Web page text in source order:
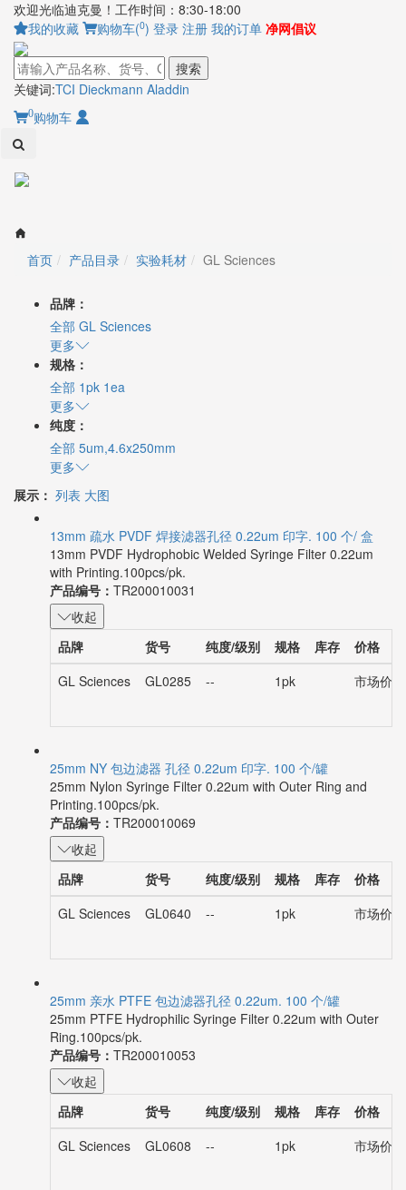
欢迎光临迪克曼！工作时间：8:30-18:00
我的收藏
购物车(0) 登录 注册 我的订单 净网倡议
搜索
关键词:TCI Dieckmann Aladdin
0购物车
首页 产品目录 实验耗材 GL Sciences
品牌：
全部 GL Sciences
更多
规格：
全部 1pk 1ea
更多
纯度：
全部 5um,4.6x250mm
更多
展示： 列表 大图
13mm 疏水 PVDF 焊接滤器孔径 0.22um 印字. 100 个/ 盒
13mm PVDF Hydrophobic Welded Syringe Filter 0.22um
with Printing.100pcs/pk.
产品编号： TR200010031
收起
品牌
货号 纯度/级别 规格 库存
价格
GL Sciences
GL0285 -- 1pk 市场价
25mm NY 包边滤器 孔径 0.22um 印字. 100 个/罐
25mm Nylon Syringe Filter 0.22um with Outer Ring and
Printing.100pcs/pk.
产品编号： TR200010069
收起
品牌
货号 纯度/级别 规格 库存
价格
GL Sciences
GL0640 -- 1pk 市场价
25mm 亲水 PTFE 包边滤器孔径 0.22um. 100 个/罐
25mm PTFE Hydrophilic Syringe Filter 0.22um with Outer
Ring.100pcs/pk.
产品编号： TR200010053
收起
品牌
货号 纯度/级别 规格 库存
价格
GL Sciences
GL0608 -- 1pk 市场价